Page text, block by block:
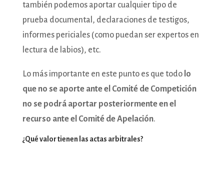
también podemos aportar cualquier tipo de
prueba documental, declaraciones de testigos,
informes periciales (como puedan ser expertos en
lectura de labios), etc.
Lo más importante en este punto es que todo lo
que no se aporte ante el Comité de Competición
no se podrá aportar posteriormente en el
recurso ante el Comité de Apelación.
¿Qué valor tienen las actas arbitrales?